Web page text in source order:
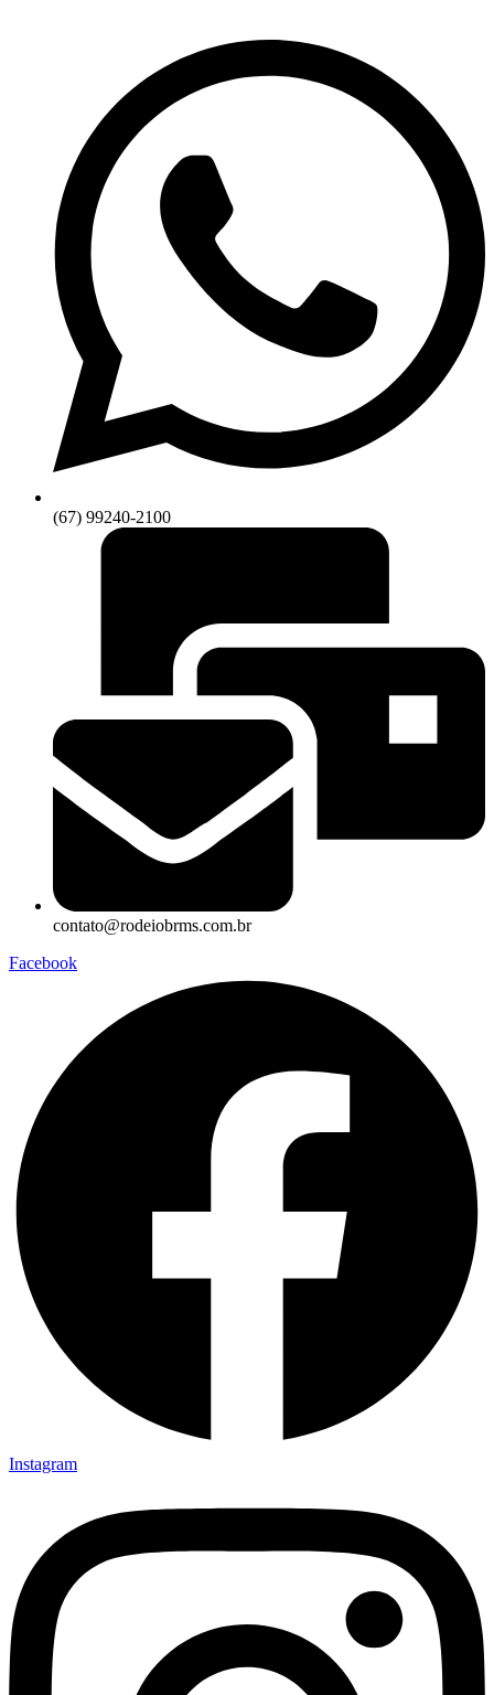
(67) 99240-2100
contato@rodeiobrms.com.br
Facebook
Instagram